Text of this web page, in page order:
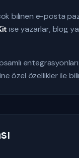
bilinen e-posta
ise yazarlar, blog
özel özellikler ile